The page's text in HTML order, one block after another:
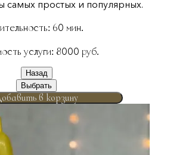
самых простых и популярных.
60 мин.
услуги: 8000 руб.
Назад
Выбрать
в корзину